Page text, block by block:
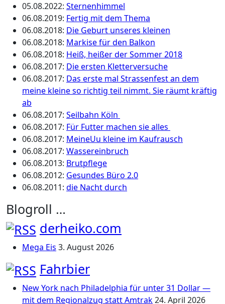
05.08.2022: Sternenhimmel
06.08.2019: Fertig mit dem Thema
06.08.2018: Die Geburt unseres kleinen
06.08.2018: Markise für den Balkon
06.08.2018: Heiß, heißer der Sommer 2018
06.08.2017: Die ersten Kletterversuche
06.08.2017: Das erste mal Strassenfest an dem
meine kleine so richtig teil nimmt. Sie räumt kräftig
ab
06.08.2017: Seilbahn Köln
06.08.2017: Für Futter machen sie alles
06.08.2017: MeineUu kleine im Kaufrausch
06.08.2017: Wassereinbruch
06.08.2013: Brutpflege
06.08.2012: Gesundes Büro 2.0
06.08.2011: die Nacht durch
Blogroll …
derheiko.com
Mega Eis 3. August 2026
Fahrbier
New York nach Philadelphia für unter 31 Dollar —
mit dem Regionalzug statt Amtrak24. April 2026